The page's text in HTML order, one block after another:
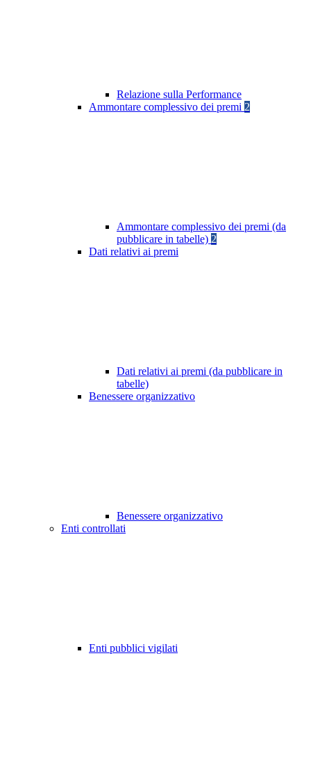
Relazione sulla Performance
Ammontare complessivo dei premi 2
Ammontare complessivo dei premi (da
pubblicare in tabelle) 2
Dati relativi ai premi
Dati relativi ai premi (da pubblicare in
tabelle)
Benessere organizzativo
Benessere organizzativo
Enti controllati
Enti pubblici vigilati